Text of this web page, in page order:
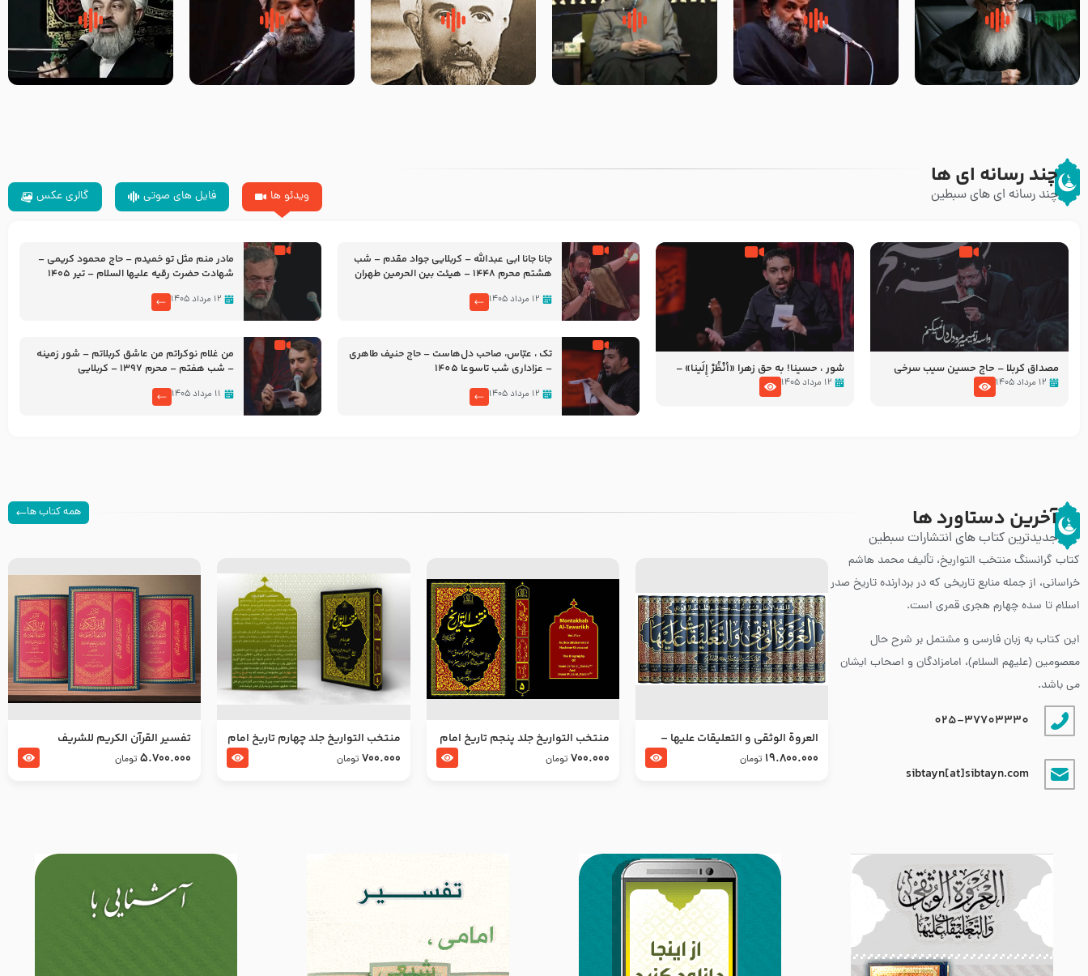
زوّار اربعین امام حسین (علیه
السلام) با این اشتیاق به زیارت
روضه جانسوز پاره های جگر امام
حسن مجتبی علیه السلام-حجت
لقب حضرت رقیه سلام الله علیها
به چه معناست – حجت الاسلام
روضه‌ی مجلس یزید ملعون و
اسارت اهل‌بیت علیهم‌السلام –
سلام جوانی که امام حسین علیه
السلام خودش جوابش را دادند
زیارتی که اسباب رزق زیاد و عمر
طولانی است حجت السلام حسین
چند رسانه ای ها
چند رسانه ای های سبطین ویدئو ها فایل های صوتی گالری عکس
مصداق کربلا – حاج حسین سیب سرخی
۱۲ مرداد ۱۴۰۵
شور ، حسینا! به‌ حق زهرا «أُنْظُرْ إِلَینا» –
عزاداری شب هفتم ماه محرّم 1405
۱۲ مرداد ۱۴۰۵
جانا جانا ابی عبدالله – کربلایی جواد مقدم – شب
هشتم محرم 1448 – هیئت بین الحرمین طهران
۱۲ مرداد ۱۴۰۵
مادر منم مثل تو خمیدم – حاج محمود کریمی –
شهادت حضرت رقیه علیها السلام – تیر ۱۴۰۵
۱۲ مرداد ۱۴۰۵
تک ، عبّاس، صاحب دل‌هاست – حاج حنیف طاهری
– عزاداری شب تاسوعا 1405
۱۲ مرداد ۱۴۰۵
من غلام نوکراتم من عاشق کربلاتم – شور زمینه
– شب هفتم – محرم 1397 – کربلایی
۱۱ مرداد ۱۴۰۵
آخرین دستاورد ها
جدیدترین کتاب های انتشارات سبطین
همه کتاب ها
کتاب گرانسنگ منتخب التواريخ، تألیف محمد هاشم
خراسانی، از جمله منابع تاریخی که در بردارنده تاریخ صدر
اسلام تا سده چهارم هجری قمری است.
این کتاب به زبان فارسی و مشتمل بر شرح حال
معصومین (علیهم السلام)، امامزادگان و اصحاب ایشان
می باشد.
025-37703330
sibtayn[at]sibtayn.com
العروة الوثقى و التعليقات عليها –
طرح جدید
19.800.000 تومان
منتخب التواریخ جلد پنجم تاریخ امام
جعفر صادق و امام موسی بن جعفر
700.000 تومان
منتخب التواریخ جلد چهارم تاریخ امام
زین العابدین و امام محمد باقر
700.000 تومان
تفسير القرآن الكريم للشريف
المرتضي قدس سرّه
5.700.000 تومان